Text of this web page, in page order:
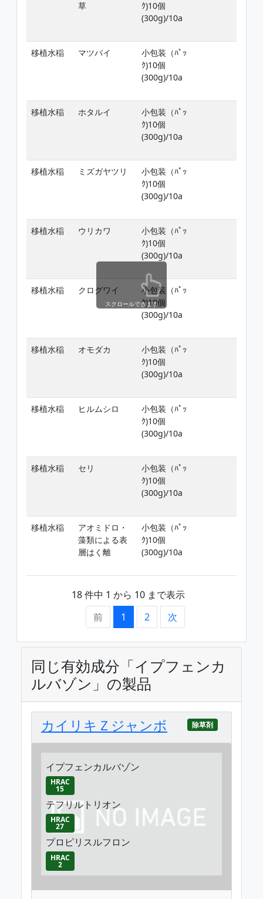
草
ｸ)10個
(300g)/10a
移植水稲
マツバイ
小包装（ﾊﾟｯ
ｸ)10個
(300g)/10a
移植水稲
ホタルイ
小包装（ﾊﾟｯ
ｸ)10個
(300g)/10a
移植水稲
ミズガヤツリ
小包装（ﾊﾟｯ
ｸ)10個
(300g)/10a
移植水稲
ウリカワ
小包装（ﾊﾟｯ
ｸ)10個
(300g)/10a
移植水稲
クログワイ
小包装（ﾊﾟｯ
ｸ)10個
(300g)/10a
移植水稲
オモダカ
小包装（ﾊﾟｯ
ｸ)10個
(300g)/10a
移植水稲
ヒルムシロ
小包装（ﾊﾟｯ
ｸ)10個
(300g)/10a
移植水稲
セリ
小包装（ﾊﾟｯ
ｸ)10個
(300g)/10a
移植水稲
アオミドロ・
藻類による表
層はく離
小包装（ﾊﾟｯ
ｸ)10個
(300g)/10a
18 件中 1 から 10 まで表示
前
1 2 次
スクロールできます
同じ有効成分「イプフェンカ
ルバゾン」の製品
カイリキＺジャンボ 除草剤
イプフェンカルバゾン
HRAC
15
テフリルトリオン
HRAC
27
プロピリスルフロン
HRAC
2